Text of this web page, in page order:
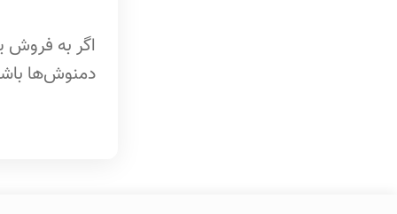
اگر به فروش
دمنوش‌ها